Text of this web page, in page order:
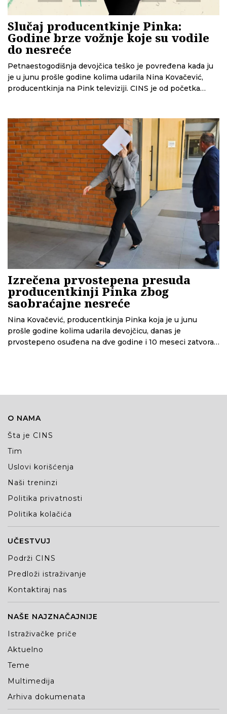
Slučaj producentkinje Pinka:
Godine brze vožnje koje su vodile
do nesreće
Petnaestogodišnja devojčica teško je povređena kada ju
je u junu prošle godine kolima udarila Nina Kovačević,
producentkinja na Pink televiziji. CINS je od početka
novoj priči čitajte šta se sve izdešavalo od trenutka
nesreće do donošenja prvostepene presude.
Izrečena prvostepena presuda
producentkinji Pinka zbog
saobraćajne nesreće
Nina Kovačević, producentkinja Pinka koja je u junu
prošle godine kolima udarila devojčicu, danas je
prvostepeno osuđena na dve godine i 10 meseci zatvora,
O NAMA
Šta je CINS
Tim
Uslovi korišćenja
Naši treninzi
Politika privatnosti
Politika kolačića
UČESTVUJ
Podrži CINS
Predloži istraživanje
Kontaktiraj nas
NAŠE NAJZNAČAJNIJE
Istraživačke priče
Aktuelno
Teme
Multimedija
Arhiva dokumenata